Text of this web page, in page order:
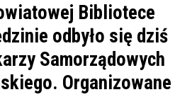
Bibliotece
odbyło się dziś
Samorządowych
Organizowane